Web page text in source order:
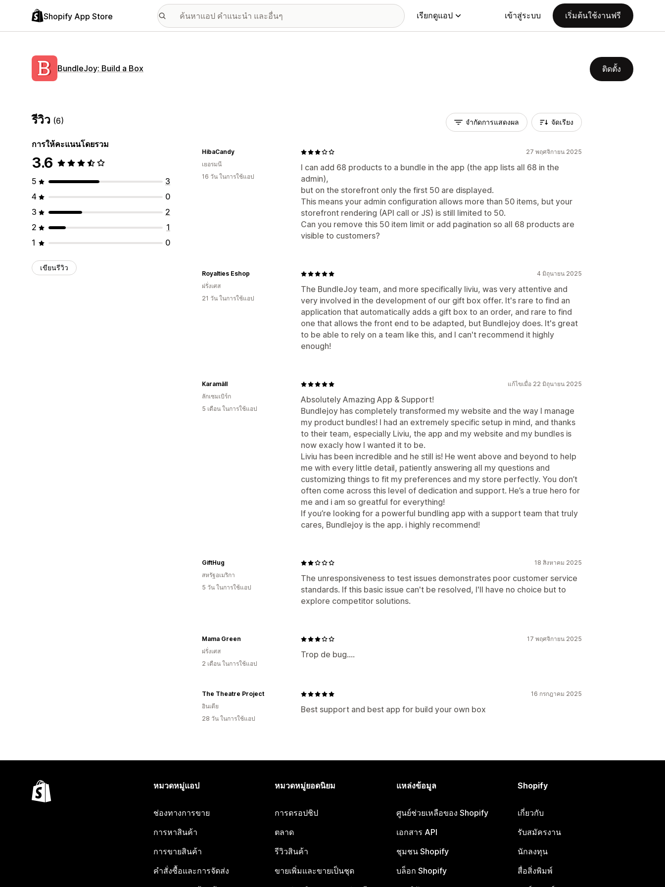
Shopify App Store เรียกดูแอป เข้าสู่ระบบ เริ่มต้นใช้งานฟรี
BundleJoy: Build a Box ติดตั้ง
รีวิว (6)
การให้คะแนนโดยรวม
3.6
5
3
4
0
3
2
2
1
1
0
เขียนรีวิว
จำกัดการแสดงผล จัดเรียง
27 พฤศจิกายน 2025
I can add 68 products to a bundle in the app (the app lists all 68 in the
admin),
but on the storefront only the first 50 are displayed.
This means your admin configuration allows more than 50 items, but your
storefront rendering (API call or JS) is still limited to 50.
Can you remove this 50 item limit or add pagination so all 68 products are
visible to customers?
HibaCandy
เยอรมนี
16 วัน ในการใช้แอป
4 มิถุนายน 2025
The BundleJoy team, and more specifically liviu, was very attentive and
very involved in the development of our gift box offer. It's rare to find an
application that automatically adds a gift box to an order, and rare to find
one that allows the front end to be adapted, but Bundlejoy does. It's great
to be able to rely on a team like this, and I can't recommend it highly
enough!
Royalties Eshop
ฝรั่งเศส
21 วัน ในการใช้แอป
แก้ไขเมื่อ 22 มิถุนายน 2025
Absolutely Amazing App & Support!
Bundlejoy has completely transformed my website and the way I manage
my product bundles! I had an extremely specific setup in mind, and thanks
to their team, especially Liviu, the app and my website and my bundles is
now exacly how I wanted it to be.
Liviu has been incredible and he still is! He went above and beyond to help
me with every little detail, patiently answering all my questions and
customizing things to fit my preferences and my store perfectly. You don’t
often come across this level of dedication and support. He’s a true hero for
me and i am so greatful for everything!
If you’re looking for a powerful bundling app with a support team that truly
cares, Bundlejoy is the app. i highly recommend!
Karamäll
ลักเซมเบิร์ก
5 เดือน ในการใช้แอป
18 สิงหาคม 2025
The unresponsiveness to test issues demonstrates poor customer service
standards. If this basic issue can't be resolved, I'll have no choice but to
explore competitor solutions.
GiftHug
สหรัฐอเมริกา
5 วัน ในการใช้แอป
17 พฤศจิกายน 2025
Trop de bug....
Mama Green
ฝรั่งเศส
2 เดือน ในการใช้แอป
16 กรกฎาคม 2025
Best support and best app for build your own box
The Theatre Project
อินเดีย
28 วัน ในการใช้แอป
หมวดหมู่แอป
ช่องทางการขาย
การหาสินค้า
การขายสินค้า
คำสั่งซื้อและการจัดส่ง
หมวดหมู่ยอดนิยม
การดรอปชิป
ตลาด
รีวิวสินค้า
ขายเพิ่มและขายเป็นชุด
แหล่งข้อมูล
ศูนย์ช่วยเหลือของ Shopify
เอกสาร API
ชุมชน Shopify
บล็อก Shopify
Shopify
เกี่ยวกับ
รับสมัครงาน
นักลงทุน
สื่อสิ่งพิมพ์